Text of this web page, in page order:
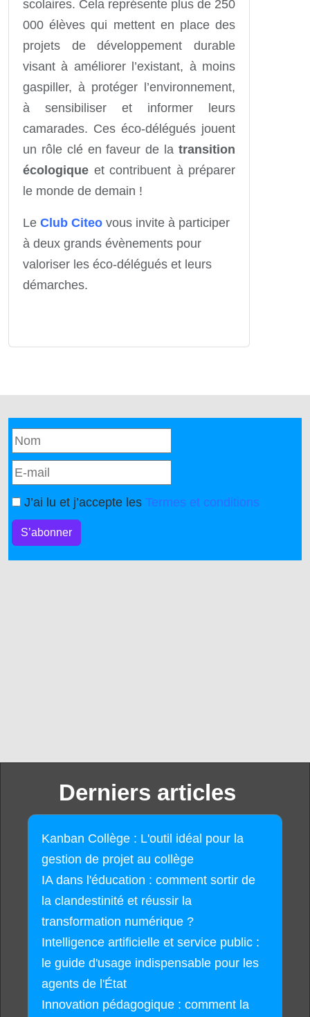
scolaires. Cela représente plus de 250
000 élèves qui mettent en place des
projets de développement durable
visant à améliorer l’existant, à moins
gaspiller, à protéger l’environnement,
à sensibiliser et informer leurs
camarades. Ces éco-délégués jouent
un rôle clé en faveur de la transition
écologique et contribuent à préparer
le monde de demain !
Le Club Citeo vous invite à participer
à deux grands évènements pour
valoriser les éco-délégués et leurs
démarches.
J’ai lu et j’accepte les Termes et conditions
S’abonner
Derniers articles
Kanban Collège : L'outil idéal pour la
gestion de projet au collège
IA dans l'éducation : comment sortir de
la clandestinité et réussir la
transformation numérique ?
Intelligence artificielle et service public :
le guide d'usage indispensable pour les
agents de l'État
Innovation pédagogique : comment la